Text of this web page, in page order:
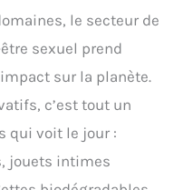
le secteur de
sexuel prend
sur la planète.
c’est tout un
qui voit le jour :
jouets intimes